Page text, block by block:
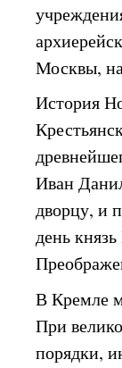
Москвы,
История
Иван
дворцу, и
день
В Кремле
При
порядки,